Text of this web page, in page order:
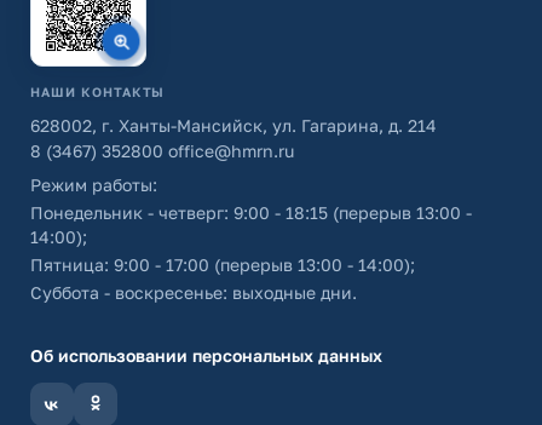
НАШИ КОНТАКТЫ
628002, г. Ханты-Мансийск, ул. Гагарина, д. 214
8 (3467) 352800 office@hmrn.ru
Режим работы:
Понедельник - четверг: 9:00 - 18:15 (перерыв 13:00 -
14:00);
Пятница: 9:00 - 17:00 (перерыв 13:00 - 14:00);
Суббота - воскресенье: выходные дни.
Об использовании персональных данных